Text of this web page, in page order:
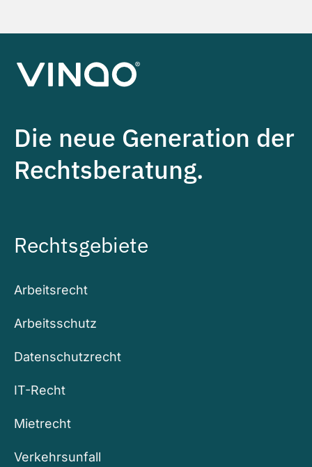
Die neue Generation der
Rechtsberatung.
Rechtsgebiete
Arbeitsrecht
Arbeitsschutz
Datenschutzrecht
IT-Recht
Mietrecht
Verkehrsunfall